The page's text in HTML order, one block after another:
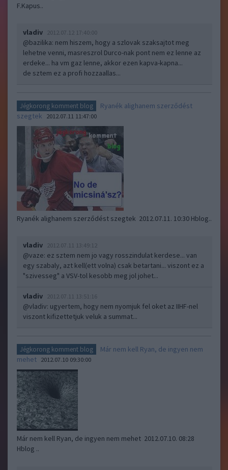
F.Kapus..
vladiv 2012.07.12 17:40:00
@bazilika: nem hiszem, hogy a szlovak szaksajtot meg
lehetne venni, masreszrol Durco-nak pont nem ez lenne az
erdeke... ha vm gaz lenne, akkor ezen kapva-kapna...
de sztem ez a profi hozzaallas...
Jégkorong komment blog
Ryanék alighanem szerződést
szegtek
2012.07.11 11:47:00
Ryanék alighanem szerződést szegtek 2012.07.11. 10:30 Hblog..
vladiv 2012.07.11 13:49:12
@vaze: ez sztem nem jo vagy rosszindulat kerdese... van
egy szabaly, azt kell(ett volna) csak betartani... viszont ez a
"szivesseg" a VSV-tol kesobb meg jol johet...
vladiv 2012.07.11 13:51:16
@vladiv: ugyertem, hogy nem nyomjuk fel oket az IIHF-nel
viszont kifizettetjuk veluk a summat...
Jégkorong komment blog
Már nem kell Ryan, de ingyen nem
mehet 2012.07.10 09:30:00
Már nem kell Ryan, de ingyen nem mehet 2012.07.10. 08:28
Hblog ..